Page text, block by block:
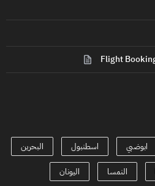
ابوضبي اسطنبول البحرين
النمسا اليونان